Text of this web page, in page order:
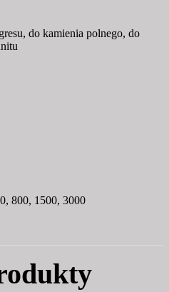
do kamienia polnego, do
800, 1500, 3000